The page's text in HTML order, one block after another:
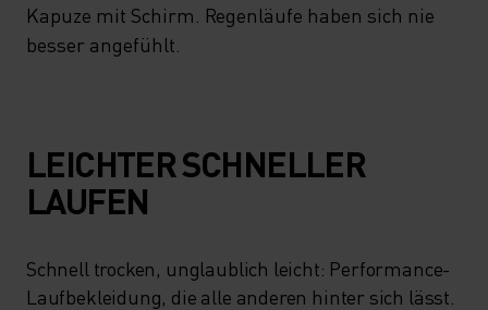
Kapuze mit Schirm. Regenläufe haben sich nie
besser angefühlt.
LEICHTER SCHNELLER
LAUFEN
Schnell trocken, unglaublich leicht: Performance-
Laufbekleidung, die alle anderen hinter sich lässt.